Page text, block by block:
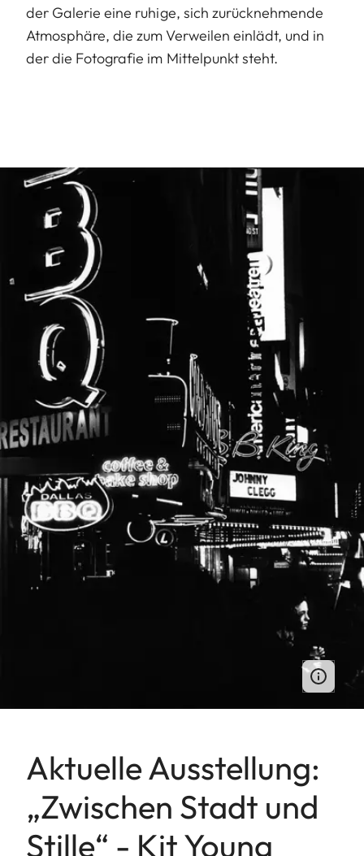
der Galerie eine ruhige, sich zurücknehmende
Atmosphäre, die zum Verweilen einlädt, und in
der die Fotografie im Mittelpunkt steht.
Aktuelle Ausstellung:
„Zwischen Stadt und
Stille“ - Kit Young